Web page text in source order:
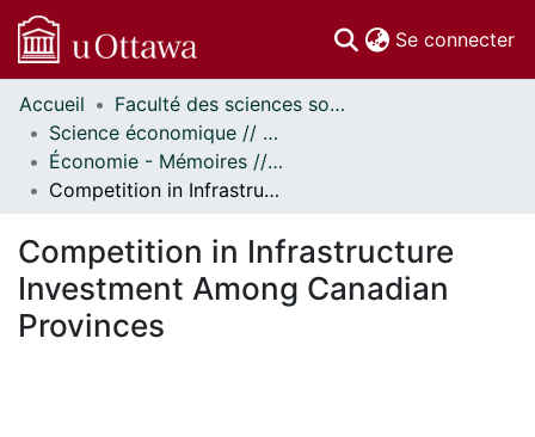
Se connecter
Communautés
et collections
Parcourir
Statistiques
À propos
Accueil
Faculté des sciences sociales // Faculty of Social Sciences
Science économique // Economics
Économie - Mémoires // Economics - Research Papers
Competition in Infrastructure Investment Among Canadian Provinces
Competition in Infrastructure
Investment Among Canadian
Provinces